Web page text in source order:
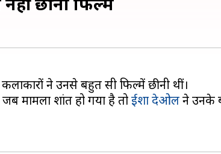
ने उनसे बहुत सी फिल्में छीनी थीं।
मामला शांत हो गया है तोईशा देओलने उनके